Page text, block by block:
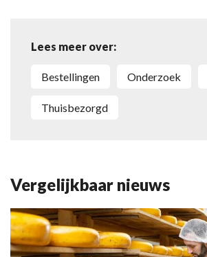
Lees meer over:
Bestellingen Onderzoek
Thuisbezorgd
Vergelijkbaar nieuws